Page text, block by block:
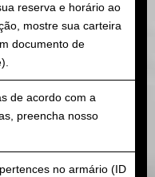
reserva e horário ao
mostre sua carteira
documento de
de acordo com a
preencha nosso
no armário (ID